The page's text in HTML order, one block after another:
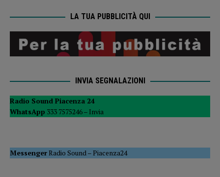
LA TUA PUBBLICITÀ QUI
INVIA SEGNALAZIONI
Radio Sound Piacenza 24
WhatsApp 333 7575246 – Invia
MessengerRadio Sound–Piacenza24